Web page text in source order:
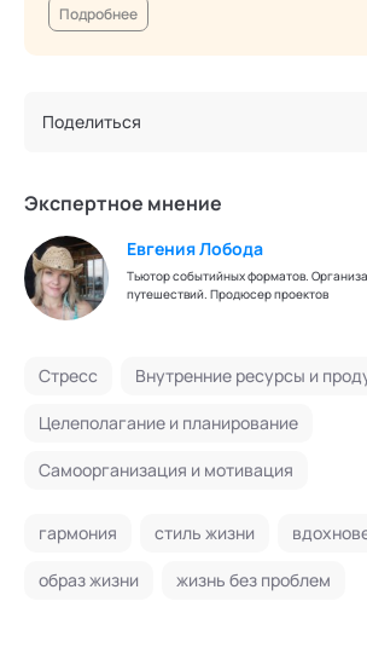
Подробнее
Поделиться
Экспертное мнение
Евгения Лобода
Тьютор событийных форматов.
путешествий. Продюсер проектов
Стресс Внутренние ресурсы и
Целеполагание и планирование
Самоорганизация и мотивация
гармония стиль жизни
образ жизни жизнь без проблем